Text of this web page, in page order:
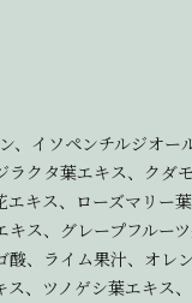
、イソペンチルジオー
ラクタ葉エキス、クダ
エキス、ローズマリー
キス、グレープフルー
酸、ライム果汁、オレ
ス、ツノゲシ葉エキス